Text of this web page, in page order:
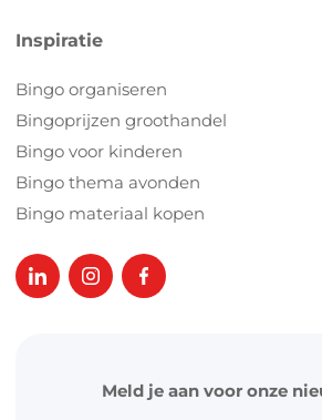
Inspiratie
Bingo organiseren
Bingoprijzen groothandel
Bingo voor kinderen
Bingo thema avonden
Bingo materiaal kopen
Meld je aan voor onze